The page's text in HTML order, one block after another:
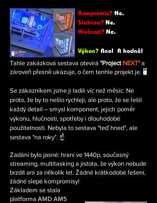
Kompromis? Ne.
Slabina?Ne.
Hlučnost?Ne.
Výkon? Ano! A hodně!
Tahle zakázková sestava otevírá "Project NEXT"a
zároveň přesně ukazuje, o čem tenhle projekt je. 🖥️
Se zákazníkem jsme ji ladili víc než měsíc. Ne
proto, že by to nešlo rychleji, ale proto, že se řešil
každý detail – smysl komponent, jejich poměr
výkonu, hlučnosti, spotřeby i dlouhodobé
použitelnosti. Nebyla to sestava "teď hned", ale
sestava "na roky". ☝️
Zadání bylo jasné: hraní ve 1440p, současný
streaming, multitasking a jistota, že výkon nebude
brzdit ani za několik let. Žádné krátkodobé řešení,
žádné slepé kompromisy!
Základem se stala
platforma AMD AM5